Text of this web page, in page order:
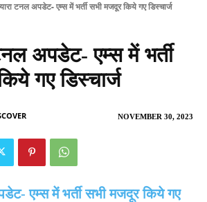
टनल अपडेट- एम्स में भर्ती सभी मजदूर किये गए डिस्चार्ज
अपडेट- एम्स में भर्ती
गए डिस्चार्ज
NOVEMBER 30, 2023